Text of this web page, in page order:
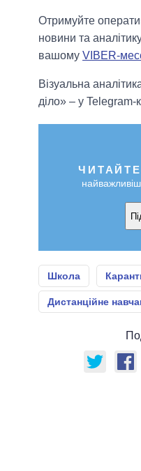
Отримуйте
новини та
вашому VIBER-
Візуальна
діло» – у Telegram-
ЧИТАЙТЕ
Школа
Дистанційне